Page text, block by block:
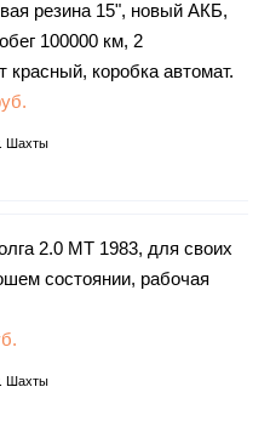
резина 15", новый АКБ,
100000 км, 2
красный, коробка автомат.
Шахты
2.0 МТ 1983, для своих
состоянии, рабочая
Шахты